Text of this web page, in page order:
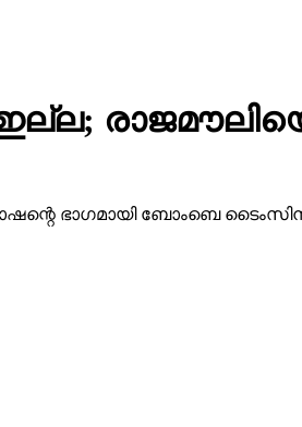
ഇല്ല;
ഭാഗമായി ബോംബെ